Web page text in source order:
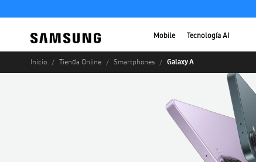
Mobile Tecnología AI
Inicio Tienda Online Smartphones Galaxy A